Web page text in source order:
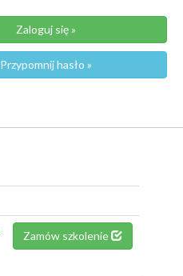
Zaloguj się »
Przypomnij hasło »
Zamów szkolenie